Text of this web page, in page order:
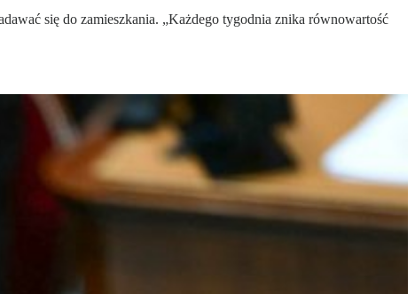
się do zamieszkania. „Każdego tygodnia znika równowartość